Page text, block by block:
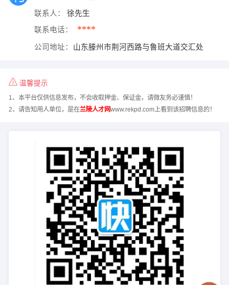
联系人： 徐先生
联系电话： ****
公司地址： 山东滕州市荆河西路与鲁班大道交汇处
温馨提示
1、本平台仅供信息发布，不会收取押金、保证金，请微友务必谨慎！
2、请告知用人单位，是在兰陵人才网www.rekpd.com上看到该招聘信息的！